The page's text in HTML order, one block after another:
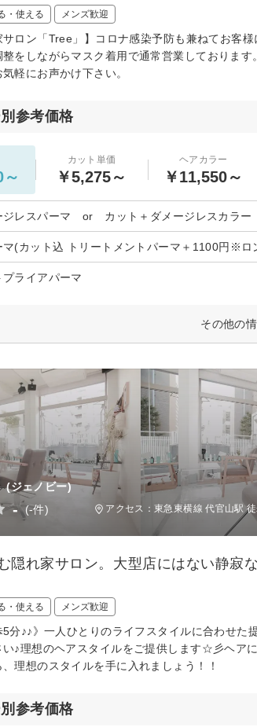
・使える メンズ歓迎
サロン「Tree」】コロナ感染予防も兼ねてお客
整をしながらマスク着用で通常営業しておりま
軽にお声かけ下さい。
参考価格
カット単価
￥5,275～
ヘアカラー
￥11,550～
ジレスパーマ or カット＋ダメージレスカラー
マ(カット込 トリートメントパーマ＋1100円※ロ
プライアパーマ
その他の
(ジェノビー)
- (-件) アクセス：東急東横線 代官山駅
隠れ家サロン。大型店にはない静寂
・使える メンズ歓迎
5分♪♪》一人ひとりのライフスタイルに合わせ
い♪理想のヘアスタイルをご提供します☆彡ヘア
理想のスタイルを手に入れましょう！！
参考価格